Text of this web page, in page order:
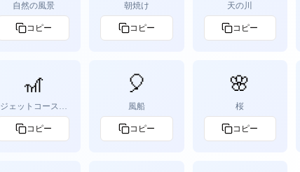
自然の風景
コピー
朝焼け
コピー
天の川
コピー
🎢
ジェットコースタ
ー
コピー
🎈
風船
コピー
🌸
桜
コピー